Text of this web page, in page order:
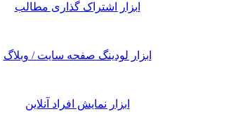
ابزار اشتراک گذاری مطالب
ابزار لودینگ صفحه سایت / وبلاگ
ابزار نمایش افراد آنلاین